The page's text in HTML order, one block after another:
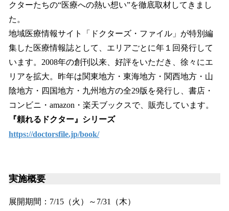
クターたちの“医療への熱い想い”を徹底取材してきまし
た。
地域医療情報サイト「ドクターズ・ファイル」が特別編
集した医療情報誌として、エリアごとに年１回発行して
います。2008年の創刊以来、好評をいただき、徐々にエ
リアを拡大。昨年は関東地方・東海地方・関西地方・山
陰地方・四国地方・九州地方の全29版を発行し、書店・
コンビニ・amazon・楽天ブックスで、販売しています。
『頼れるドクター』シリーズ
https://doctorsfile.jp/book/
実施概要
展開期間：7/15（火）～7/31（木）